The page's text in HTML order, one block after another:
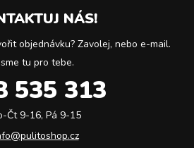
NÁS!
objednávku? Zavolej, nebo e-mail.
tu pro tebe.
535 313
Čt 9-16, Pá 9-15